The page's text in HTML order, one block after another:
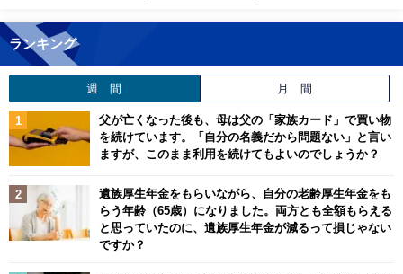
ランキング
週 間 月 間
父が亡くなった後も、母は父の「家族カード」で買い物
を続けています。「自分の名義だから問題ない」と言い
ますが、このまま利用を続けてもよいのでしょうか？
遺族厚生年金をもらいながら、自分の老齢厚生年金をも
らう年齢（65歳）になりました。両方とも全額もらえる
と思っていたのに、遺族厚生年金が減るって損じゃない
ですか？